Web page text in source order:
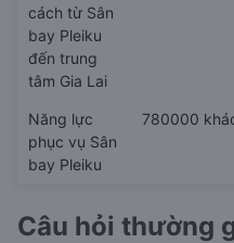
cách từ Sân
bay Pleiku
đến trung
tâm Gia Lai
Năng lực
phục vụ Sân
bay Pleiku
780000
Câu hỏi thường